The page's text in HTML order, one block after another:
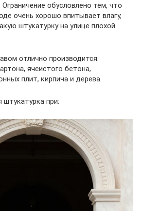
обусловлено тем, что
очень хорошо впитывает влагу,
штукатурку на улице плохой
отлично производится:
ячеистого бетона,
плит, кирпича и дерева.
штукатурка при: